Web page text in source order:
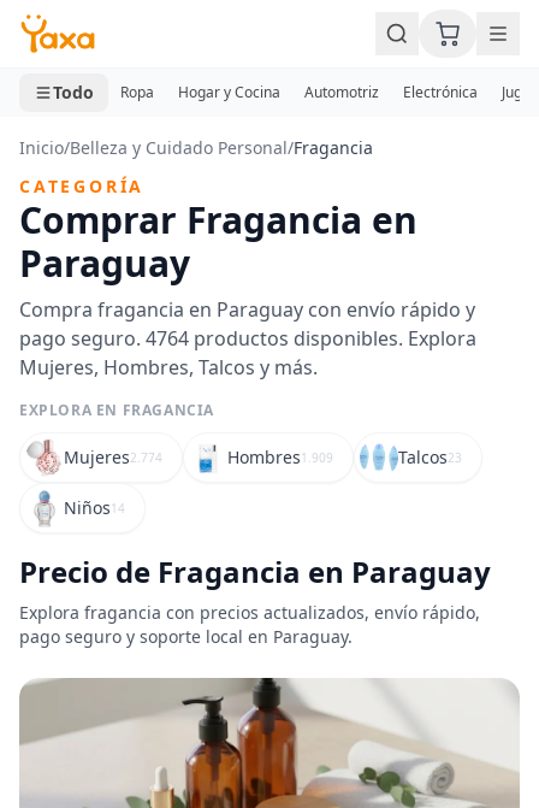
MINI CARRITO
0 productos
Todo Ropa Hogar y Cocina Automotriz Electrónica
Inicio/Belleza y Cuidado Personal/Fragancia
CATEGORÍA
Comprar Fragancia en
Paraguay
Compra fragancia en Paraguay con envío rápido y
pago seguro. 4764 productos disponibles. Explora
Mujeres, Hombres, Talcos y más.
EXPLORA EN FRAGANCIA
Mujeres2.774 Hombres1.909 Talcos23
Niños14
Precio de Fragancia en Paraguay
Explora fragancia con precios actualizados, envío rápido,
pago seguro y soporte local en Paraguay.